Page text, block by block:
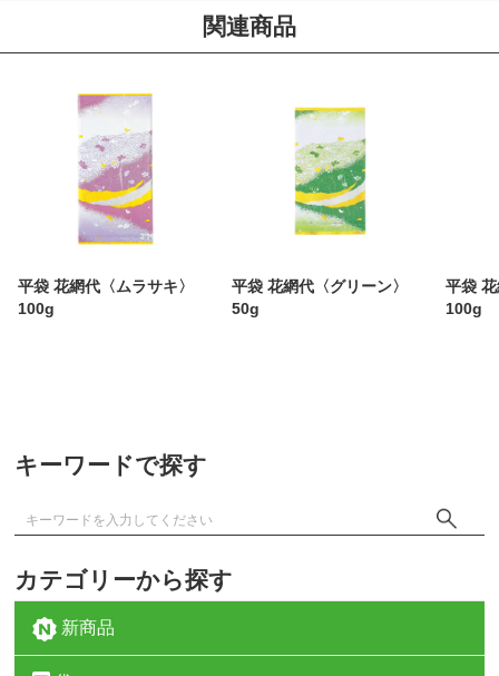
関連商品
平袋 花網代〈ムラサキ〉
100g
平袋 花網代〈グリーン〉
50g
平袋
100g
キーワードで探す
カテゴリーから探す
新商品